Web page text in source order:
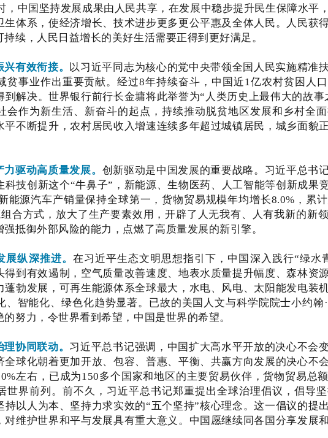
，中国坚持发展成果由人民共享，在发展中稳步提升民生保障水平
生体系，使经济增长、技术进步更多更公平惠及全体人民。人民获
续，人民日益增长的美好生活需要正得到更好满足。
有效衔接。 以习近平同志为核心的党中央带领全国人民实施精准
贫事业作出重要贡献。经过8年持续奋斗，中国近1亿农村贫困人
到解决。世界银行前行长金墉将此举誉为“人类历史上最伟大的故
会作为新生活、新奋斗的起点，持续推动脱贫地区发展和乡村全
平不断提升，农村居民收入增速连续多年超过城镇居民，城乡面貌
驱动高质量发展。 创新驱动是中国发展的重要战略。习近平总书
技创新这个“牛鼻子”，新能源、生物医药、人工智能等创新成果
能源汽车产销量保持全球第一，货物贸易规模年均增长8.0%，累
合方式，放大了生产要素效用，开辟了人无我有、人有我新的新
抵御外部风险的能力，点燃了高质量发展的新引擎。
纵深推进。 在习近平生态文明思想指引下，中国深入践行“绿水
得到有效遏制，空气质量改善速度、地表水质量提升幅度、森林资
蓬勃发展，可再生能源体系全球最大，水电、风电、太阳能发电装
、智能化、绿色化趋势显著。已故的美国人文与科学院院士小约翰
努力，令世界看到希望，中国是世界的希望。
协同联动。 习近平总书记强调，中国扩大高水平开放的决心不会
全球化朝着更加开放、包容、普惠、平衡、共赢方向发展的决心不
左右，已成为150多个国家和地区的主要贸易伙伴，货物贸易总
世界前列。前不久，习近平总书记郑重提出全球治理倡议，倡导
持以人为本、坚持力求实效的“五个坚持”核心理念。这一倡议的提
对维护世界和平与发展具有重大意义。中国愿继续同各国分享发展